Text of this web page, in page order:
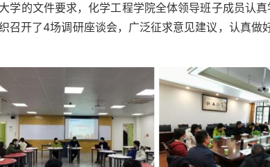
学的文件要求，化学工程学院全体领导班子成员认
召开了4场调研座谈会，广泛征求意见建议，认真